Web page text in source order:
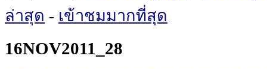
ล่าสุด - เข้าชมมากที่สุด
16NOV2011_28